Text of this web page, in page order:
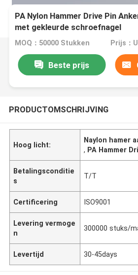
PA Nylon Hammer Drive Pin
met gekleurde schroefnagel
MOQ：50000 Stukken Prijs：
Beste prijs
PRODUCTOMSCHRIJVING
Hoog licht:
Naylon hamer
, PA Hammer
Betalingsconditie
s
T/T
Certificering ISO9001
Levering vermoge
n
300000 stuks/
Levertijd 30-45days